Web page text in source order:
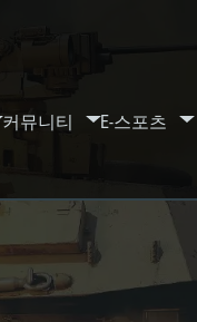
커뮤니티 E-스포츠